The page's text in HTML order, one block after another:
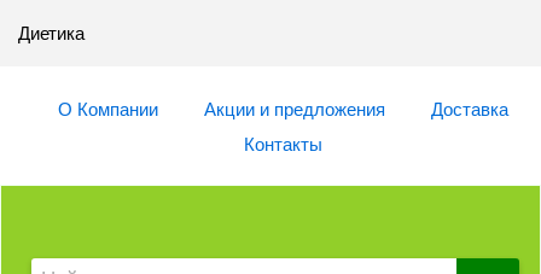
Диетика
О Компании Акции и предложения
Доставка
Контакты